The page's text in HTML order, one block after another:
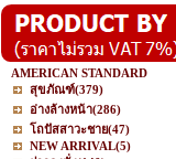
AMERICAN STANDARD
สุขภัณฑ์(379)
อ่างล้างหน้า(286)
โถปัสสาวะชาย(47)
NEW ARRIVAL(5)